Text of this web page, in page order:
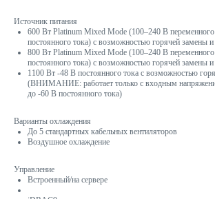
Источник питания
600 Вт Platinum Mixed Mode (100–240 В
постоянного тока) с возможностью горячей замены
800 Вт Platinum Mixed Mode (100–240 В
постоянного тока) с возможностью горячей замены
1100 Вт -48 В постоянного тока с возможностью
(ВНИМАНИЕ: работает только с входным
до -60 В постоянного тока)
Варианты охлаждения
До 5 стандартных кабельных вентиляторов
Воздушное охлаждение
Управление
Встроенный/на сервере